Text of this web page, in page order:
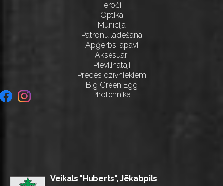
Ieroči
Optika
Munīcija
Patronu lādēšana
Apģērbs, apavi
Aksesuāri
Pievilinātāji
Preces dzīvniekiem
Big Green Egg
Pirotehnika
Veikals "Huberts", Jēkabpils